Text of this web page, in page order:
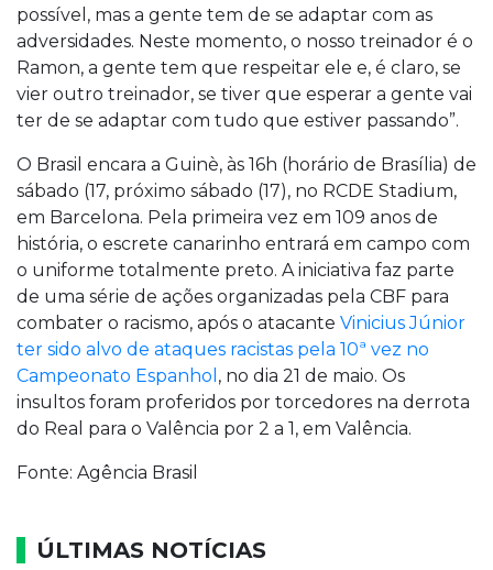
possível, mas a gente tem de se adaptar com as
adversidades. Neste momento, o nosso treinador é o
Ramon, a gente tem que respeitar ele e, é claro, se
vier outro treinador, se tiver que esperar a gente vai
ter de se adaptar com tudo que estiver passando”.
O Brasil encara a Guinè, às 16h (horário de Brasília) de
sábado (17, próximo sábado (17), no RCDE Stadium,
em Barcelona. Pela primeira vez em 109 anos de
história, o escrete canarinho entrará em campo com
o uniforme totalmente preto. A iniciativa faz parte
de uma série de ações organizadas pela CBF para
combater o racismo, após o atacante Vinicius Júnior
ter sido alvo de ataques racistas pela 10ª vez no
Campeonato Espanhol , no dia 21 de maio. Os
insultos foram proferidos por torcedores na derrota
do Real para o Valência por 2 a 1, em Valência.
Fonte: Agência Brasil
ÚLTIMAS NOTÍCIAS